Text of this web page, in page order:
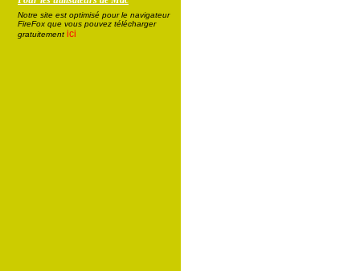
Notre site est optimisé pour le navigateur
FireFox que vous pouvez télécharger
gratuitement ici